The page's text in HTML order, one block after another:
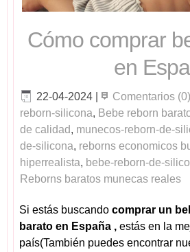
Cómo comprar
en
22-04-2024 Comentarios (0)
reborn-silicona, Bebe reborn
de calidad, munecos-reborn-de-
de-silicona, reborns economicos
hiperrealista, bebe-reborn-de-
Reborns baratos munecas reales
Si estás buscando comprar un
barato en España , estás en la
país(También puedes encontrar